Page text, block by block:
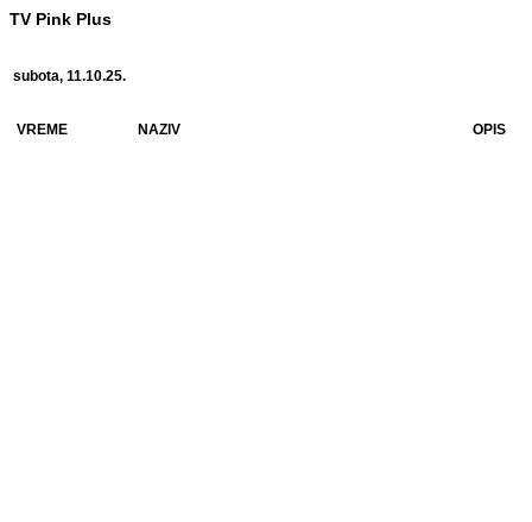
TV Pink Plus
subota, 11.10.25.
VREME NAZIV OPIS